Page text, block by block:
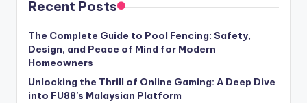
Recent Posts
The Complete Guide to Pool Fencing: Safety,
Design, and Peace of Mind for Modern
Homeowners
Unlocking the Thrill of Online Gaming: A Deep Dive
into FU88’s Malaysian Platform